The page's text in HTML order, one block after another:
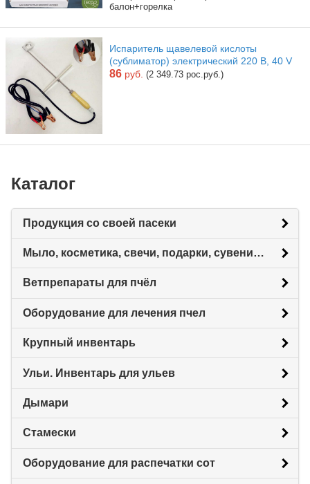
балон+горелка
Испаритель щавелевой кислоты
(сублиматор) электрический 220 В, 40 V
86 руб. (2 349.73 рос.руб.)
Каталог
Продукция со своей пасеки
Мыло, косметика, свечи, подарки, сувениры.
Ветпрепараты для пчёл
Оборудование для лечения пчел
Крупный инвентарь
Ульи. Инвентарь для ульев
Дымари
Стамески
Оборудование для распечатки сот